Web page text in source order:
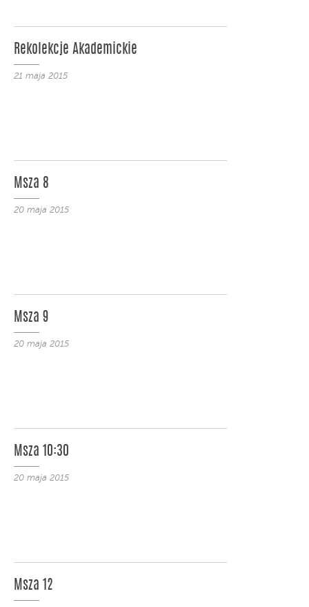
Rekolekcje Akademickie
21 maja 2015
Msza 8
20 maja 2015
Msza 9
20 maja 2015
Msza 10:30
20 maja 2015
Msza 12